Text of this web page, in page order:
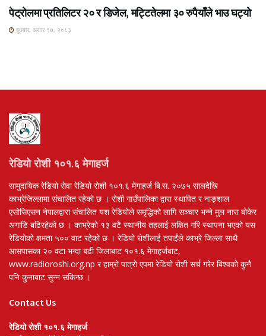
पेट्रोलमा प्रतिलिटर २० र डिजेल, मट्टितेलमा ३० रुपैयाँले भाउ घट्यो
बुधबार, असार १७, २०८३
रेडियो रोशी १०१.६ मेगाहर्ज
सामुदायिक रेडियो सेवा रेडियो रोशी १०१.६ मेगाहर्ज बि.स. २०७५ सालदेखि
काभ्रेजिल्लामा संचालित रहेको छ । रोशी गाउँपालिका द्वारा स्थापित र नाङ्शाल
एसोसिएसन नेपालद्वारा संचालित यश रेडियोले समृद्धिको लागि सञ्चार भन्ने मुल नारा बोकेर
अगाडि बढिरहेको छ । काभ्रेको १३ वटै स्थानीय तहलाई लक्षित गरि स्थापना भएको यस
रेडियोको क्षमता ५०० वाट रहेको छ । रेडियो रोशीलाई तपाईंले काभ्रे जिल्ला साथै
आसपासका २० वटा भन्दा बढी जिलाबाट १०१.६ मेगाहर्जबाट,
www.radioroshi.org.np र हाम्रो पात्रो एपमा रेडियो रोशी सर्च गरेर बिश्वको कुनै
पनि कुनाबाट सुन्न सकिन्छ ।
Contact Us
रेडियो रोशी १०१.६ मेगाहर्ज